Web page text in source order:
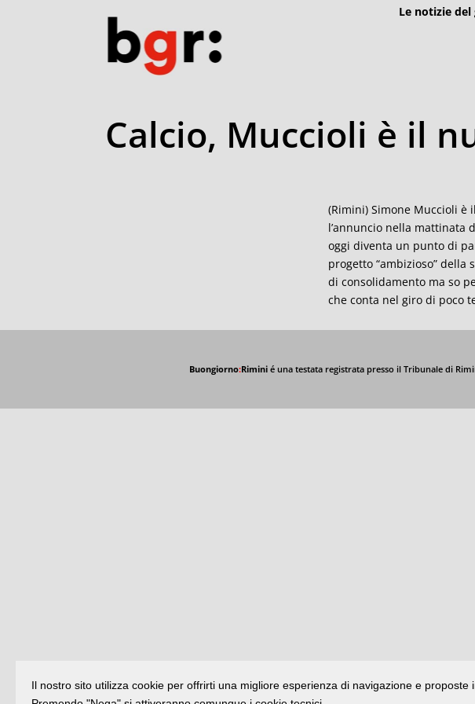
Le notizie del
Calcio, Muccioli è il
(Rimini) Simone Muccioli è
l’annuncio nella mattinata
oggi diventa un punto di
progetto “ambizioso” della
di consolidamento ma so
che conta nel giro di poco
Buongiorno:Riminié una testata registrata presso il Tribunale di
Il nostro sito utilizza cookie per offrirti una migliore esperienza di navigazione e proposte